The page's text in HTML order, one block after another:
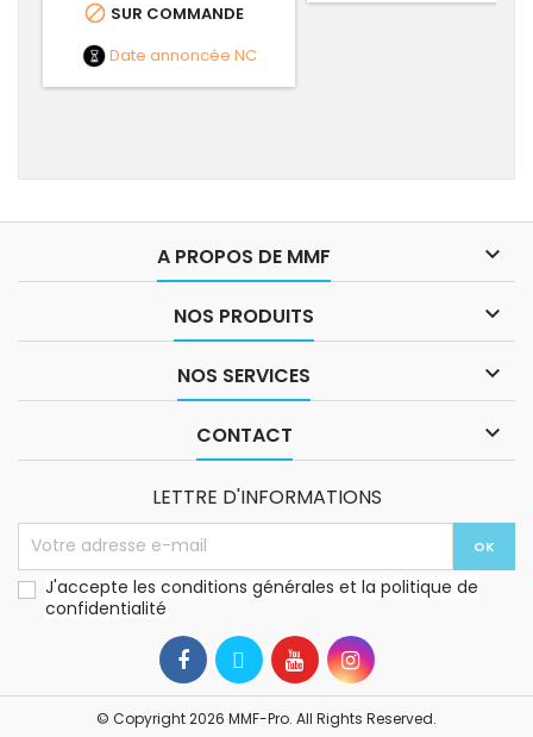
 SUR COMMANDE
Date annoncée NC
A PROPOS DE MMF 
NOS PRODUITS 
NOS SERVICES 
CONTACT 
LETTRE D'INFORMATIONS
J'accepte les conditions générales et la politique de
confidentialité
© Copyright 2026 MMF-Pro. All Rights Reserved.